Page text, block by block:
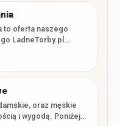
to oferta naszego
LadneTorby.pl
oraz męskie
i wygodą. Poniżej